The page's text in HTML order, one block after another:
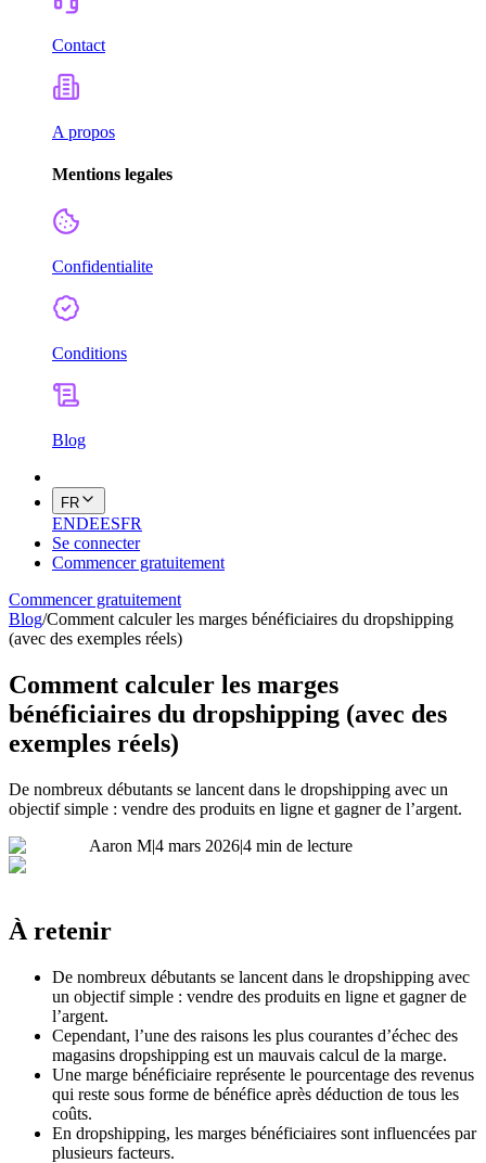
Contact
A propos
Mentions legales
Confidentialite
Conditions
Blog
FR
ENDEESFR
Se connecter
Commencer gratuitement
Commencer gratuitement
Blog/Comment calculer les marges bénéficiaires du dropshipping
(avec des exemples réels)
Comment calculer les marges
bénéficiaires du dropshipping (avec des
exemples réels)
De nombreux débutants se lancent dans le dropshipping avec un
objectif simple : vendre des produits en ligne et gagner de l’argent.
Aaron M|4 mars 2026|4 min de lecture
À retenir
De nombreux débutants se lancent dans le dropshipping avec
un objectif simple : vendre des produits en ligne et gagner de
l’argent.
Cependant, l’une des raisons les plus courantes d’échec des
magasins dropshipping est un mauvais calcul de la marge.
Une marge bénéficiaire représente le pourcentage des revenus
qui reste sous forme de bénéfice après déduction de tous les
coûts.
En dropshipping, les marges bénéficiaires sont influencées par
plusieurs facteurs.